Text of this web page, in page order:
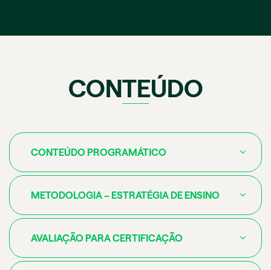
CONTEÚDO
CONTEÚDO PROGRAMÁTICO
METODOLOGIA – ESTRATÉGIA DE ENSINO
AVALIAÇÃO PARA CERTIFICAÇÃO